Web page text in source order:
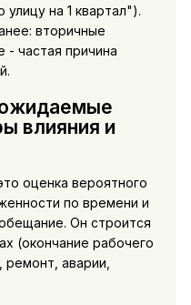
на 1 квартал").
вторичные
- частая причина
ожидаемые
влияния и
оценка вероятного
по времени и
Он строится
(окончание рабочего
аварии,